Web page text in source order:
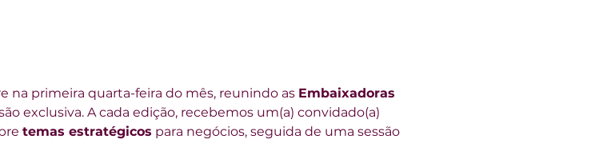
na primeira quarta-feira do mês, reunindo as Embaixadoras
exclusiva. A cada edição, recebemos um(a) convidado(a)
temas estratégicos para negócios, seguida de uma sessão